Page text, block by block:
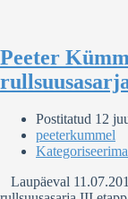
Peeter
Postitatud 12
peeterkummel
Laupäeval